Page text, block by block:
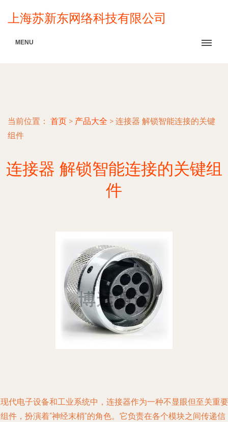
上海苏新东网络科技有限公司
MENU
当前位置： 首页 > 产品大全 > 连接器 解锁智能连接的关键
组件
连接器 解锁智能连接的关键组
件
代电子设备和工业系统中，连接器作为一种不显眼但至关重要
件，扮演着“神经末梢”的角色。它负责在各个模块之间传递信